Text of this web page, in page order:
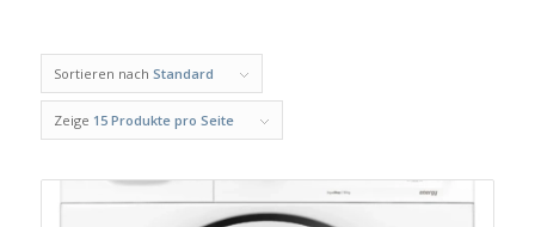
Sortieren nach Standard
Zeige 15 Produkte pro Seite